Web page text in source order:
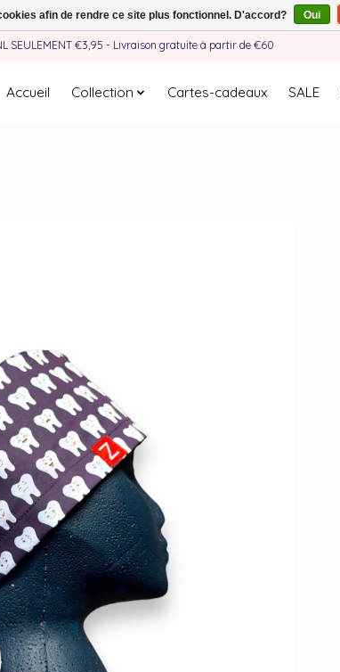
SEULEMENT €3,95 - Livraison gratuite à partir de €60
Accueil Collection Cartes-cadeaux SALE
afin de rendre ce site plus fonctionnel. D'accord? Oui